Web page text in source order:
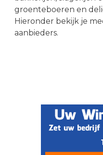
groenteboeren en
Hieronder bekijk je
aanbieders.